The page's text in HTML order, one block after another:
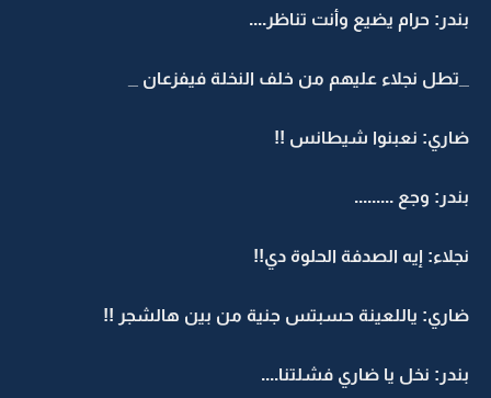
بندر: حرام يضيع وأنت تناظر....
_تطل نجلاء عليهم من خلف النخلة فيفزعان _
ضاري: نعبنوا شيطانس !!
بندر: وجع .........
نجلاء: إيه الصدفة الحلوة دي!!
ضاري: ياللعينة حسبتس جنية من بين هالشجر !!
بندر: نخل يا ضاري فشلتنا....